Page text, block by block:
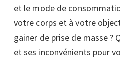
et le mode de
votre corps et à votre
gainer de prise de masse ?
et ses inconvénients pour